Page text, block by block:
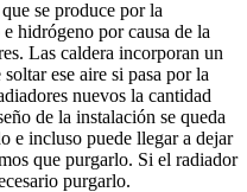
se produce por la
hidrógeno por causa de la
Las caldera incorporan un
ese aire si pasa por la
nuevos la cantidad
de la instalación se queda
e incluso puede llegar a dejar
que purgarlo. Si el radiador
purgarlo.